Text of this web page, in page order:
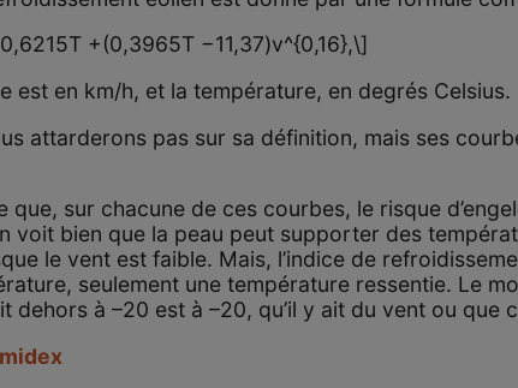
+(0,3965T −11,37)v^{0,16},\]
est en km/h, et la température, en degrés Celsius.
attarderons pas sur sa définition, mais ses
que, sur chacune de ces courbes, le risque
voit bien que la peau peut supporter des
le vent est faible. Mais, l’indice de
seulement une température ressentie. Le
dehors à –20 est à –20, qu’il y ait du vent ou que